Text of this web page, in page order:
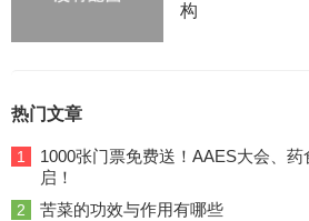
构
热门文章
1
1000张门票免费送！AAES大会、
启！
2 苦菜的功效与作用有哪些